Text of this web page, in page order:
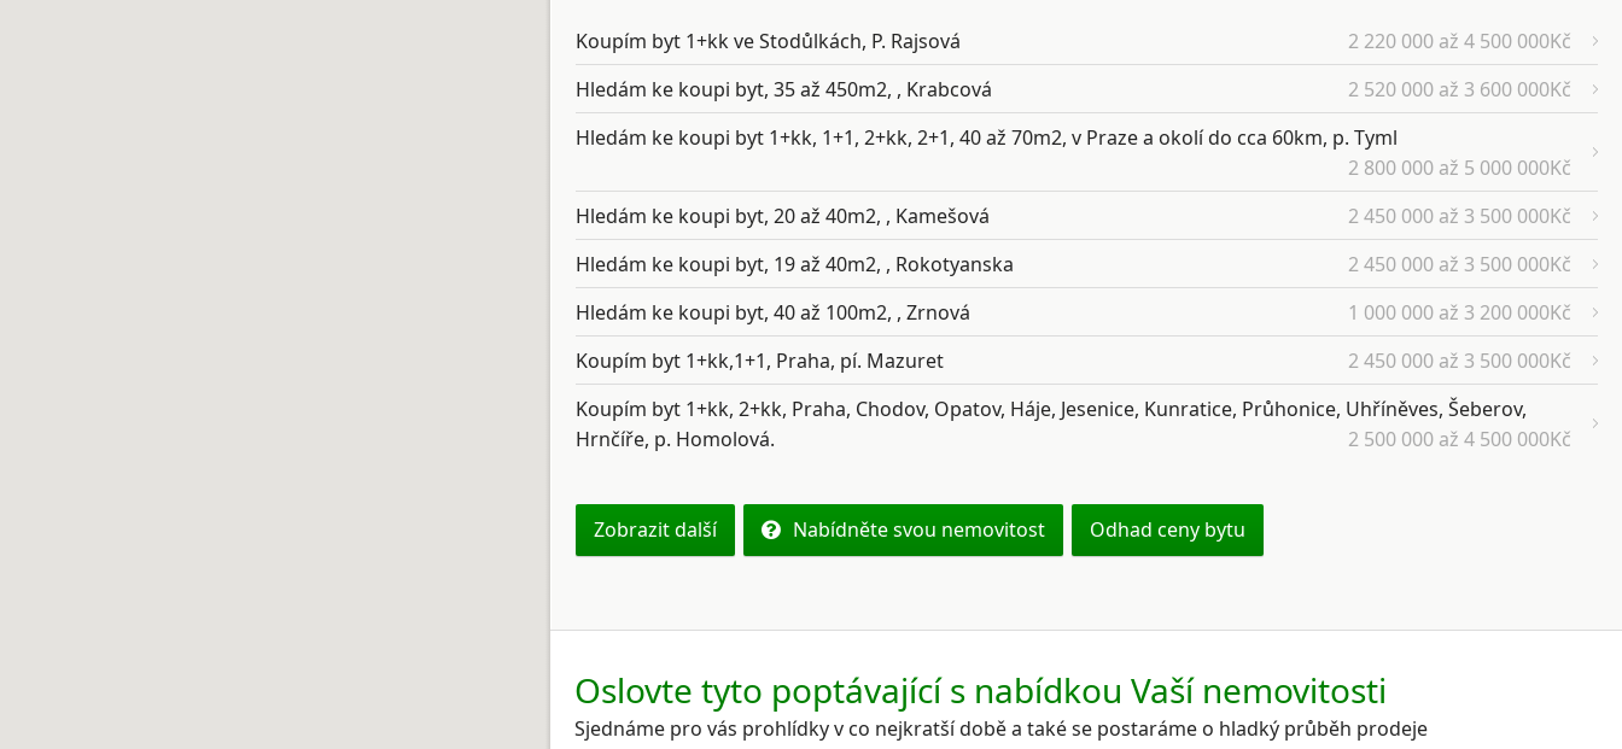
Koupím byt 1+kk ve Stodůlkách, P. Rajsová
2 220 000 až 4 500 000Kč
Hledám ke koupi byt, 35 až 450m2, , Krabcová
2 520 000 až 3 600 000Kč
Hledám ke koupi byt 1+kk, 1+1, 2+kk, 2+1, 40 až 70m2, v Praze a okolí do cca 60km, p. Tyml
2 800 000 až 5 000 000Kč
Hledám ke koupi byt, 20 až 40m2, , Kamešová
2 450 000 až 3 500 000Kč
Hledám ke koupi byt, 19 až 40m2, , Rokotyanska
2 450 000 až 3 500 000Kč
Hledám ke koupi byt, 40 až 100m2, , Zrnová
1 000 000 až 3 200 000Kč
Koupím byt 1+kk,1+1, Praha, pí. Mazuret
2 450 000 až 3 500 000Kč
Koupím byt 1+kk, 2+kk, Praha, Chodov, Opatov, Háje, Jesenice, Kunratice, Průhonice, Uhříněves, Šeberov,
Hrnčíře, p. Homolová.
2 500 000 až 4 500 000Kč
Zobrazit další Nabídněte svou nemovitost Odhad ceny bytu
Oslovte tyto poptávající s nabídkou Vaší nemovitosti
Sjednáme pro vás prohlídky v co nejkratší době a také se postaráme o hladký průběh prodeje